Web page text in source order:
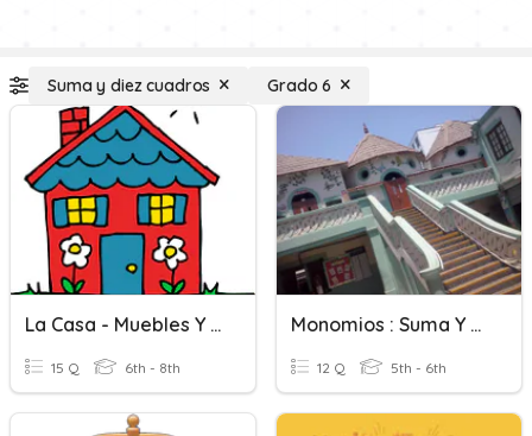
Suma y diez cuadros Grado 6
La Casa - Muebles Y Cuartos
15 Q 6th - 8th
Monomios : Suma Y Resta
12 Q 5th - 6th